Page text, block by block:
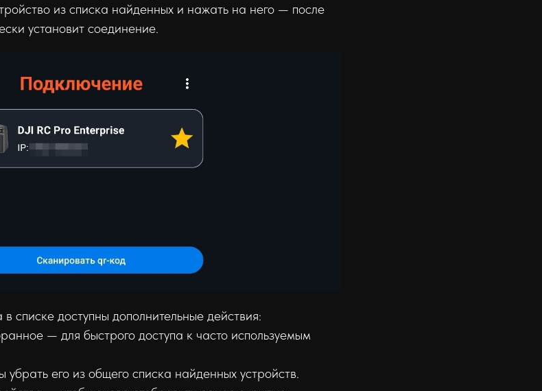
из списка найденных и нажать на него — после
установит соединение.
списке доступны дополнительные действия:
— для быстрого доступа к часто используемым
его из общего списка найденных устройств.